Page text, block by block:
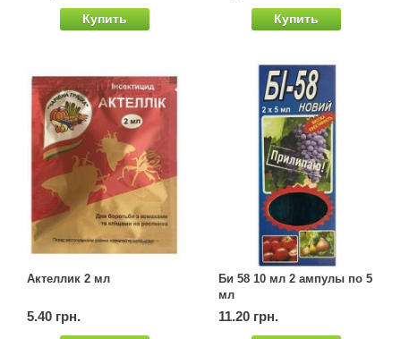
Купить Купить
Актеллик 2 мл
5.40 грн.
Би 58 10 мл 2 ампулы по 5
мл
11.20 грн.